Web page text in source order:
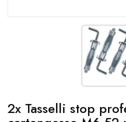
2x Tasselli stop